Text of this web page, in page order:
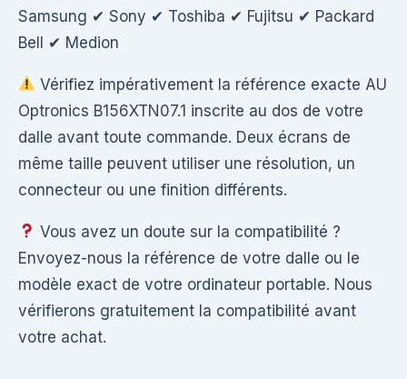
Samsung ✔ Sony ✔ Toshiba ✔ Fujitsu ✔ Packard
Bell ✔ Medion
Vérifiez impérativement la référence exacte AU
Optronics B156XTN07.1 inscrite au dos de votre
dalle avant toute commande. Deux écrans de
même taille peuvent utiliser une résolution, un
connecteur ou une finition différents.
Vous avez un doute sur la compatibilité ?
Envoyez-nous la référence de votre dalle ou le
modèle exact de votre ordinateur portable. Nous
vérifierons gratuitement la compatibilité avant
votre achat.